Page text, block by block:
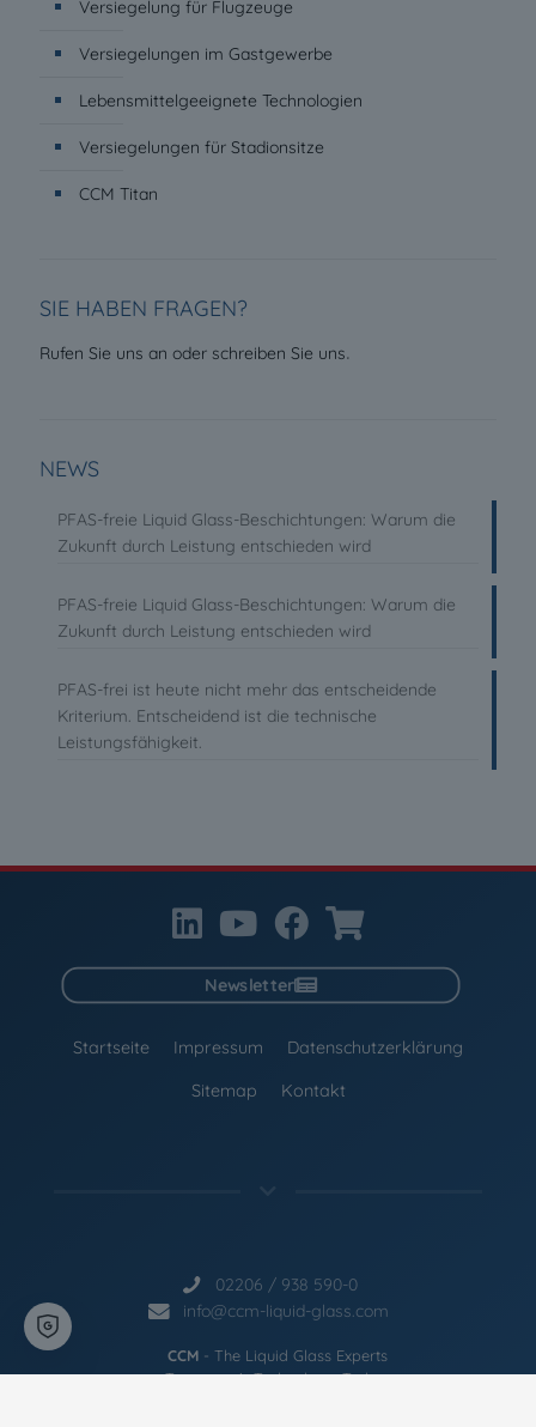
Versiegelung für Flugzeuge
Versiegelungen im Gastgewerbe
Lebensmittelgeeignete Technologien
Versiegelungen für Stadionsitze
CCM Titan
SIE HABEN FRAGEN?
Rufen Sie uns an oder schreiben Sie uns.
NEWS
PFAS-freie Liquid Glass-Beschichtungen: Warum die
Zukunft durch Leistung entschieden wird
PFAS-freie Liquid Glass-Beschichtungen: Warum die
Zukunft durch Leistung entschieden wird
PFAS-frei ist heute nicht mehr das entscheidende
Kriterium. Entscheidend ist die technische
Leistungsfähigkeit.
Startseite Impressum
Datenschutzerklärung
Sitemap
Kontakt
02206 / 938 590-0
info@ccm-liquid-glass.com
Newsletter
CCM- The Liquid Glass Experts
Tomorrow's Technology. Today.